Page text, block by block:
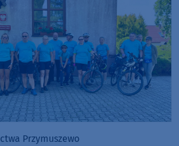
Przymuszewo